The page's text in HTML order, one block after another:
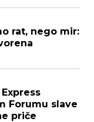
rat, nego mir:
Forumu slave
priče